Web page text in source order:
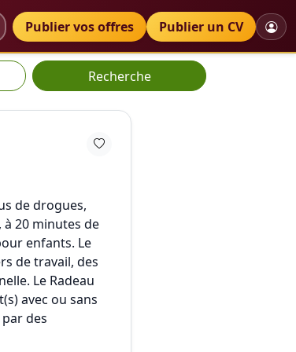
Diplômes Petites annonces
Publier vos offres Publier un CV
Recherche
de drogues,
20 minutes de
enfants. Le
de travail, des
Le Radeau
avec ou sans
des